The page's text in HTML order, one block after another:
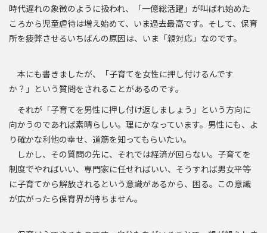
時代遅れの象徴のように扱われ、「一億総活躍」が叫ばれ始めた
ころから児童虐待は増え始めて、いま過去最高です。そして、保育
所を疲弊させるいちばんの原因は、いま「親対応」なのです。
本にも書きましたが、「子育てを女性に押し付けるんです
か？」という質問をされることがあるのです。
それが「子育てを男性に押し付け返しましょう」という方向に
向かうのであれば素晴らしい。理にかなっています。男性にも、よ
り確かな利他の幸せ、道筋を知ってもらいたい。
しかし、その質問の先に、それでは経済が回らない。子育てを
制度でやればいい、専門家に任せればいい、そうすれば男女平等
に子育てから解放されるという意識があるから、困る。この意識
が広がったら保育界が持ちません。